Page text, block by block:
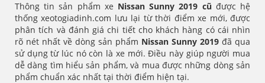
Thông tin sản phẩm xe Nissan Sunny 2019 cũ được hệ
thống xeotogiadinh.com lưu lại từ thời điểm xe mới, được
phân tích và đánh giá chi tiết cho khách hàng có cái nhìn
rõ nét nhất về dòng sản phẩm Nissan Sunny 2019 đã qua
sử dụng từ lúc nó còn là xe mới. Điều này giúp người mua
dễ dàng tìm hiểu sản phẩm, và mua được những dòng sản
phẩm chuẩn xác nhất tại thời điểm hiện tại.